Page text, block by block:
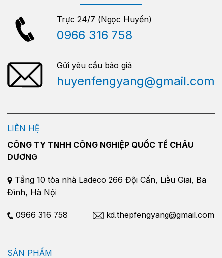
Trực 24/7 (Ngọc Huyền)
0966 316 758
Gửi yêu cầu báo giá
huyenfengyang@gmail.com
LIÊN HỆ
CÔNG TY TNHH CÔNG NGHIỆP QUỐC TẾ CHÂU
DƯƠNG
Tầng 10 tòa nhà Ladeco 266 Đội Cấn, Liễu Giai, Ba
Đình, Hà Nội
0966 316 758 kd.thepfengyang@gmail.com
SẢN PHẨM